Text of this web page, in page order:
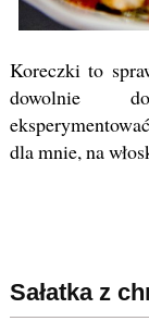
Koreczki to
dowolnie
dla mnie, na
Sałatka z